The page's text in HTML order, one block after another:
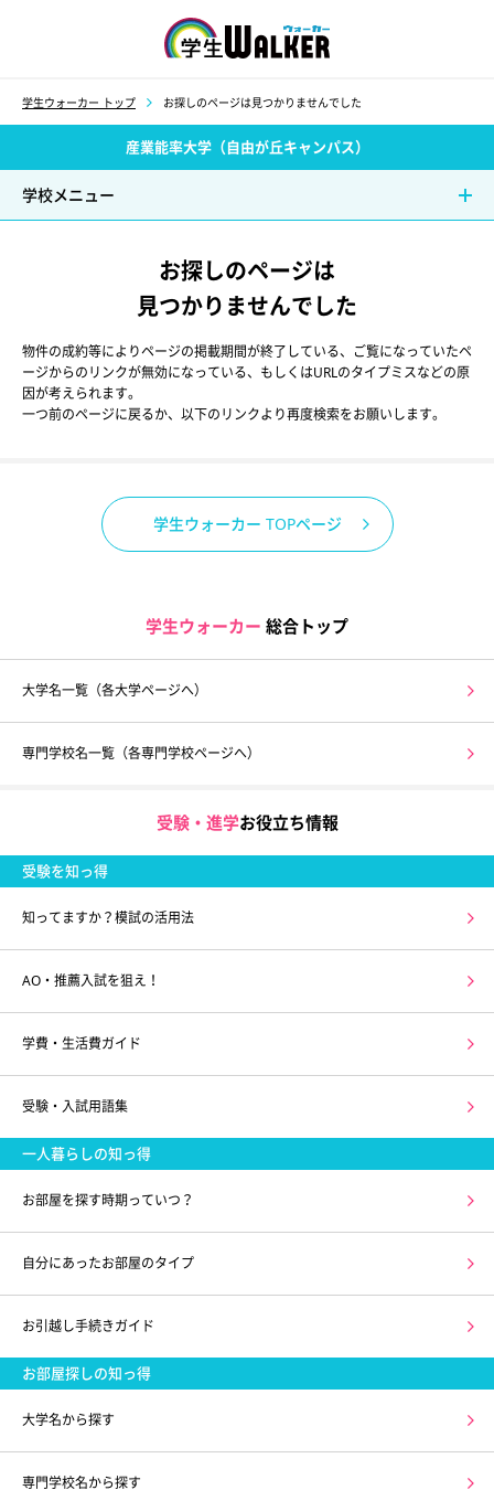
学生ウォーカー トップ お探しのページは見つかりませんでした
産業能率大学（自由が丘キャンパス）
学校メニュー
お探しのページは
見つかりませんでした
物件の成約等によりページの掲載期間が終了している、ご覧になっていたペ
ージからのリンクが無効になっている、もしくはURLのタイプミスなどの原
因が考えられます。
一つ前のページに戻るか、以下のリンクより再度検索をお願いします。
学生ウォーカー TOPページ
学生ウォーカー 総合トップ
大学名一覧（各大学ページへ）
専門学校名一覧（各専門学校ページへ）
受験・進学お役立ち情報
受験を知っ得
知ってますか？模試の活用法
AO・推薦入試を狙え！
学費・生活費ガイド
受験・入試用語集
一人暮らしの知っ得
お部屋を探す時期っていつ？
自分にあったお部屋のタイプ
お引越し手続きガイド
お部屋探しの知っ得
大学名から探す
専門学校名から探す